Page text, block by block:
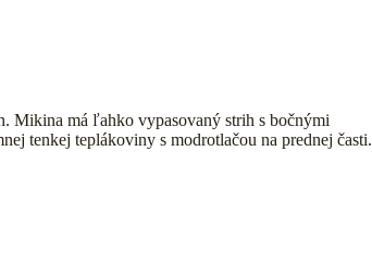
Mikina má ľahko vypasovaný strih s bočnými
tenkej teplákoviny s modrotlačou na prednej časti.